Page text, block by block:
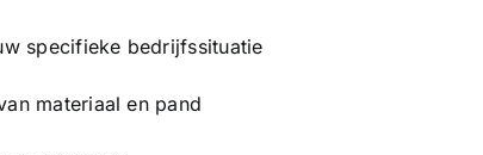
specifieke bedrijfssituatie
materiaal en pand